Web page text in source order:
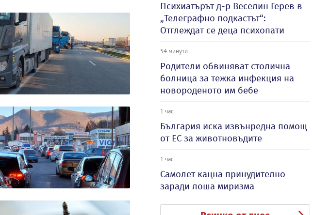
Психиатърът д-р Веселин Герев в
„Телеграфно подкастът“:
Отглеждат се деца психопати
54 минути
Родители обвиняват столична
болница за тежка инфекция на
новороденото им бебе
1 час
България иска извънредна помощ
от ЕС за животновъдите
1 час
Самолет кацна принудително
заради лоша миризма